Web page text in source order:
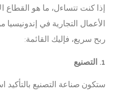
إذا كنت تتساءل، ما هو القطاع
الأعمال التجارية في
ربح سريع، فإليك القائمة:
1. التصنيع
ستكون صناعة التصنيع بالتأكيد